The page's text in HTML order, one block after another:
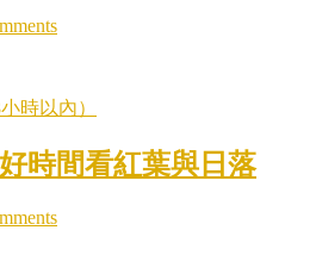
時以內）
時間看紅葉與日落